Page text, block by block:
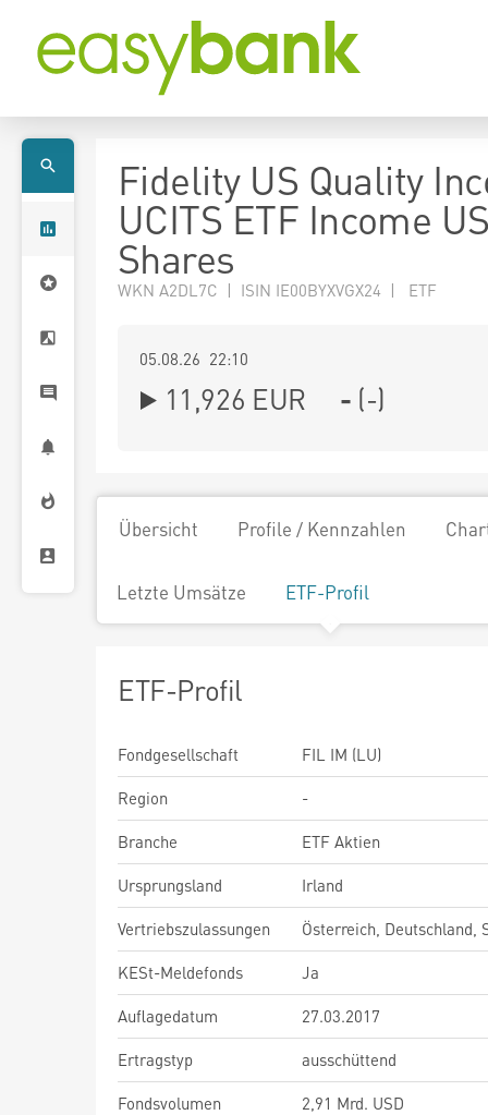
Fidelity US Quality
UCITS ETF Income
Shares
WKN A2DL7C | ISIN IE00BYXVGX24 | ETF
05.08.26 22:10
11,926 EUR - (-)
Übersicht Profile / Kennzahlen
Letzte Umsätze ETF-Profil
ETF-Profil
Fondgesellschaft
FIL IM (LU)
Region
-
Branche
ETF Aktien
Ursprungsland
Irland
Vertriebszulassungen
Österreich, Deutschland,
KESt-Meldefonds
Ja
Auflagedatum
27.03.2017
Ertragstyp
ausschüttend
Fondsvolumen
2,91 Mrd. USD